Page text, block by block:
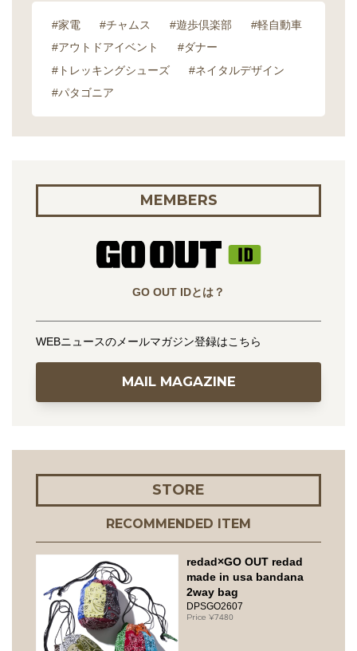
#家電 #チャムス #遊歩倶楽部
#軽自動車
#アウトドアイベント
#ダナー
#トレッキングシューズ
#ネイタルデザイン
#パタゴニア
MEMBERS
GO OUT IDとは？
WEBニュースのメールマガジン登録はこちら
MAIL MAGAZINE
STORE
RECOMMENDED ITEM
redad×GO OUT redad
made in usa bandana
2way bag
DPSGO2607
7480